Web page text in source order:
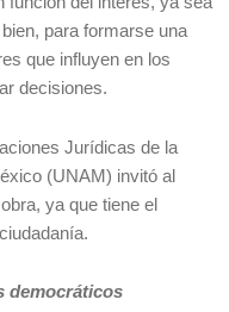
para formarse una
que influyen en los
decisiones.
Jurídicas de la
(UNAM) invitó al
ya que tiene el
democráticos